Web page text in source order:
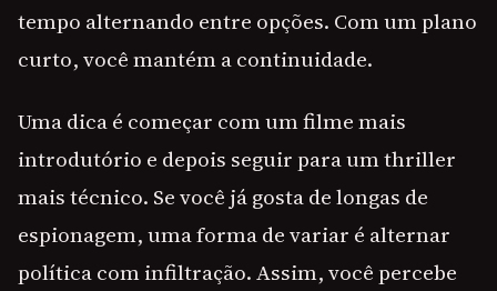
tempo alternando entre opções. Com um plano
curto, você mantém a continuidade.
Uma dica é começar com um filme mais
introdutório e depois seguir para um thriller
mais técnico. Se você já gosta de longas de
espionagem, uma forma de variar é alternar
política com infiltração. Assim, você percebe